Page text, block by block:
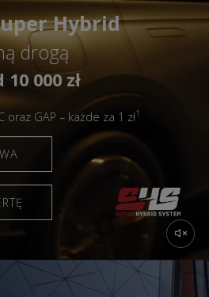
Hybrid
drogą
000 zł
oraz GAP – każde za 1 zł1